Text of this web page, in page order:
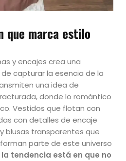
que marca estilo
y encajes crea una
capturar la esencia de la
una idea de
donde lo romántico
Vestidos que flotan con
con detalles de encaje
blusas transparentes que
parte de este universo
la tendencia está en que no